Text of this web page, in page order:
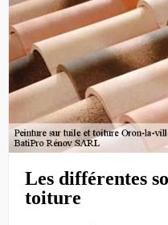
Les différentes
toiture